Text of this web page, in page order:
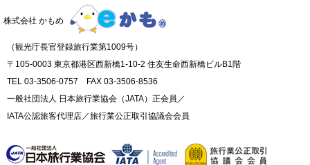
株式会社 かもめ
（観光庁長官登録旅行業第1009号）
〒105-0003 東京都港区西新橋1-10-2 住友生命西新橋ビルB1階
TEL 03-3506-0757 FAX 03-3506-8536
一般社団法人 日本旅行業協会（JATA）正会員／
IATA公認旅客代理店／旅行業公正取引協議会会員